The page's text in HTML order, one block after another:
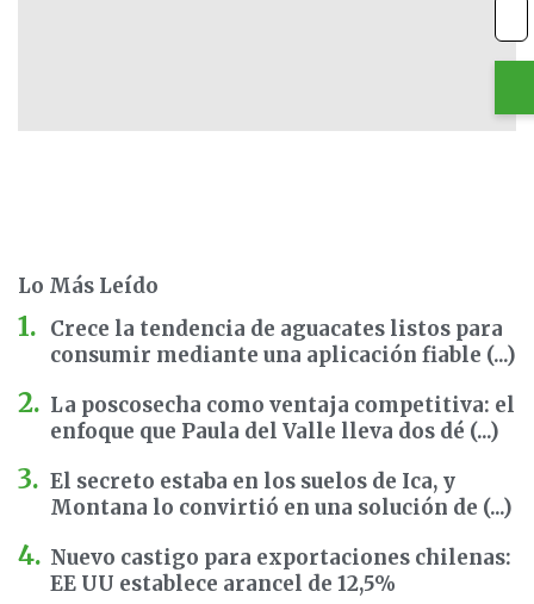
Lo Más Leído
Crece la tendencia de aguacates listos para
consumir mediante una aplicación fiable (...)
La poscosecha como ventaja competitiva: el
enfoque que Paula del Valle lleva dos dé (...)
El secreto estaba en los suelos de Ica, y
Montana lo convirtió en una solución de (...)
Nuevo castigo para exportaciones chilenas:
EE UU establece arancel de 12,5%